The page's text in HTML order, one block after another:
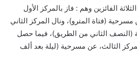
الفائزين وهم : فاز بالمركز الأول
(فتاة المترو)، ونال المركز الثاني
الثاني من الطريق)، فيما حصل
الثالث، عن مسرحية (ليلة بعد ألف